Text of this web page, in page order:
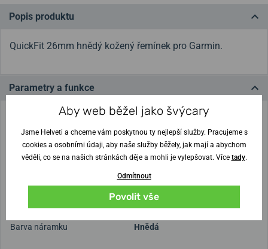
Popis produktu
QuickFit 26mm hnědý kožený řemínek pro Garmin.
Parametry a funkce
Pánské, Dámské
Řemínek
Spona
Trnová
Šířka pásku
26 mm
Barva náramku
Hnědá
Aby web běžel jako švýcary
Jsme Helveti a chceme vám poskytnou ty nejlepší služby. Pracujeme s
cookies a osobními údaji, aby naše služby běžely, jak mají a abychom
věděli, co se na našich stránkách děje a mohli je vylepšovat. Více tady.
Odmítnout
Povolit vše